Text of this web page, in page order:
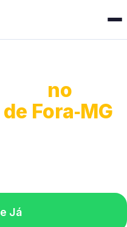
no
Fora‑MG
Já